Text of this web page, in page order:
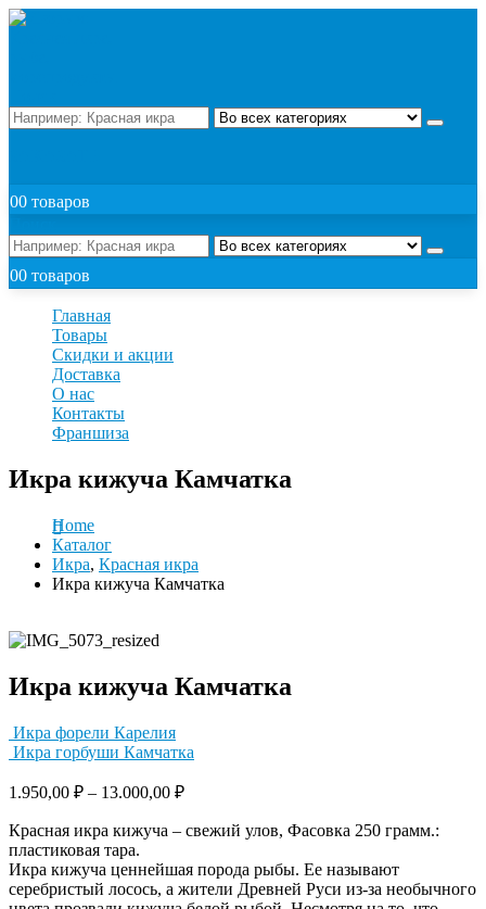
00 товаров
00 товаров
Главная
Товары
Скидки и акции
Доставка
О нас
Контакты
Франшиза
Икра кижуча Камчатка
Home
Каталог
Икра, Красная икра
Икра кижуча Камчатка
Икра кижуча Камчатка
Икра форели Карелия
Икра горбуши Камчатка
1.950,00 ₽ – 13.000,00 ₽
Красная икра кижуча – свежий улов, Фасовка 250 грамм.:
пластиковая тара.
Икра кижуча ценнейшая порода рыбы. Ее называют
серебристый лосось, а жители Древней Руси из-за необычного